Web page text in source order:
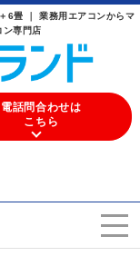
6畳 ｜ 業務用エアコンからマ
ン専門店
電話問合わせは
こちら